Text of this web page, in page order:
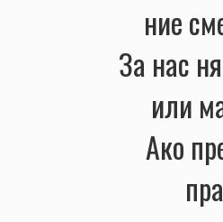
ние
За нас
или
Ако